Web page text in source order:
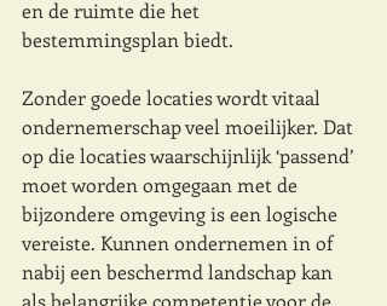
en de ruimte die het
bestemmingsplan biedt.
Zonder goede locaties wordt vitaal
ondernemerschap veel moeilijker. Dat
op die locaties waarschijnlijk ‘passend’
moet worden omgegaan met de
bijzondere omgeving is een logische
vereiste. Kunnen ondernemen in of
nabij een beschermd landschap kan
als belangrijke competentie voor de